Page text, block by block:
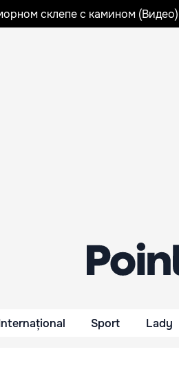
склепе с камином (Видео)
Sport Lady